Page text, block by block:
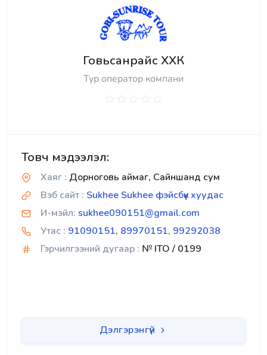
Говьсанрайс ХХК
Тур оператор компани
Товч мэдээлэл:
Хаяг : Дорноговь аймаг, Сайншанд сум
Вэб сайт : Sukhee Sukhee фэйсбүүк хуудас
И-мэйл: sukhee090151@gmail.com
Утас : 91090151, 89970151, 99292038
Гэрчилгээний дугаар : № ITO / 0199
Дэлгэрэнгүй